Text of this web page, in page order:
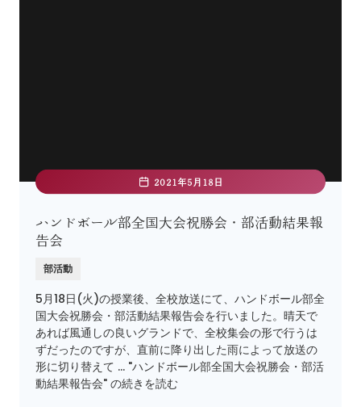
2021年5月18日
ハンドボール部全国大会祝勝会・部活動結果報
告会
部活動
5月18日(火)の授業後、全校放送にて、ハンドボール部全
国大会祝勝会・部活動結果報告会を行いました。晴天で
あれば風通しの良いグランドで、全校集会の形で行うは
ずだったのですが、直前に降り出した雨によって放送の
形に切り替えて … "ハンドボール部全国大会祝勝会・部活
動結果報告会" の続きを読む